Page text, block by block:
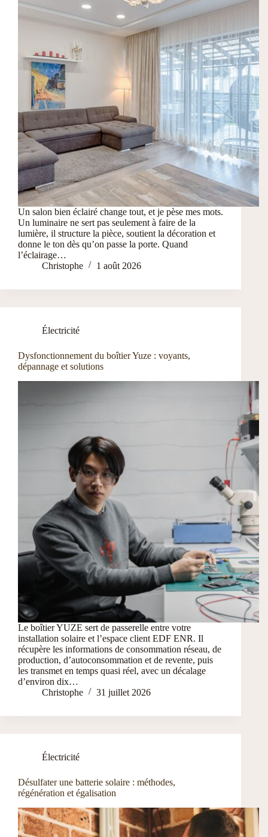
Un salon bien éclairé change tout, et je pèse mes mots.
Un luminaire ne sert pas seulement à faire de la
lumière, il structure la pièce, soutient la décoration et
donne le ton dès qu’on passe la porte. Quand
l’éclairage…
Christophe
1 août 2026
Électricité
Dysfonctionnement du boîtier Yuze : voyants,
dépannage et solutions
Le boîtier YUZE sert de passerelle entre votre
installation solaire et l’espace client EDF ENR. Il
récupère les informations de consommation réseau, de
production, d’autoconsommation et de revente, puis
les transmet en temps quasi réel, avec un décalage
d’environ dix…
Christophe
31 juillet 2026
Électricité
Désulfater une batterie solaire : méthodes,
régénération et égalisation